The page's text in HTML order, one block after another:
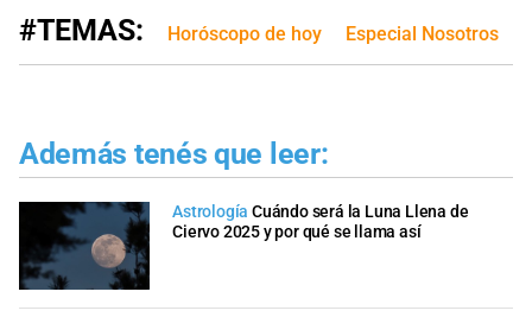
#TEMAS: Horóscopo de hoy Especial Nosotros
Además tenés que leer:
Astrología Cuándo será la Luna Llena de
Ciervo 2025 y por qué se llama así